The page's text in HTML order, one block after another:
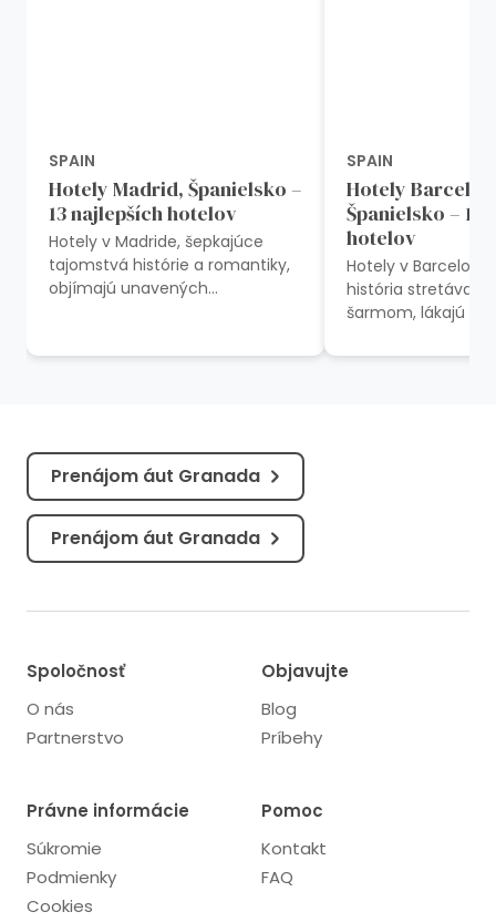
SPAIN
Hotely Madrid, Španielsko –
13 najlepších hotelov
Hotely v Madride, šepkajúce
tajomstvá histórie a romantiky,
objímajú unavených
elegancie. V srdci živ...
SPAIN
Hotely
Španielsko – 12
hotelov
Hotely v
história stretáva s
šarmom, lákajú
bohatstvom
Prenájom áut Granada
Prenájom áut Granada
Spoločnosť
O nás
Partnerstvo
Objavujte
Blog
Príbehy
Právne informácie
Súkromie
Podmienky
Cookies
Pomoc
Kontakt
FAQ